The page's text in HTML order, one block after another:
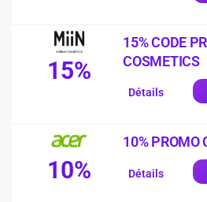
15%
15% CODE
COSMETICS
Détails
10%
10% PROMO
Détails